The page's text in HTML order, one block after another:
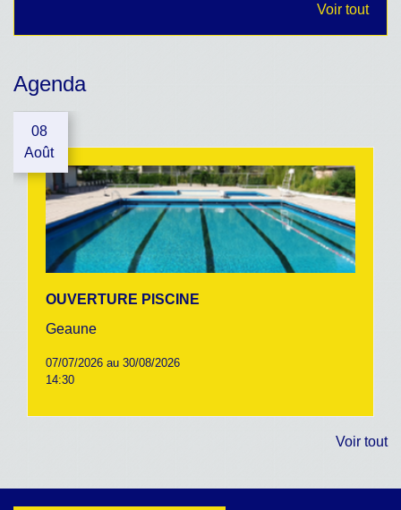
Voir tout
Agenda
08
Août
OUVERTURE PISCINE
Geaune
07/07/2026 au 30/08/2026
14:30
Voir tout